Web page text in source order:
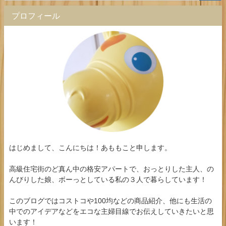
プロフィール
はじめまして、こんにちは！あももこと申します。
高級住宅街のど真ん中の格安アパートで、おっとりした主人、の
んびりした娘、ボーっとしている私の３人で暮らしています！
このブログではコストコや100均などの商品紹介、他にも生活の
中でのアイデアなどをエコな主婦目線でお伝えしていきたいと思
います！